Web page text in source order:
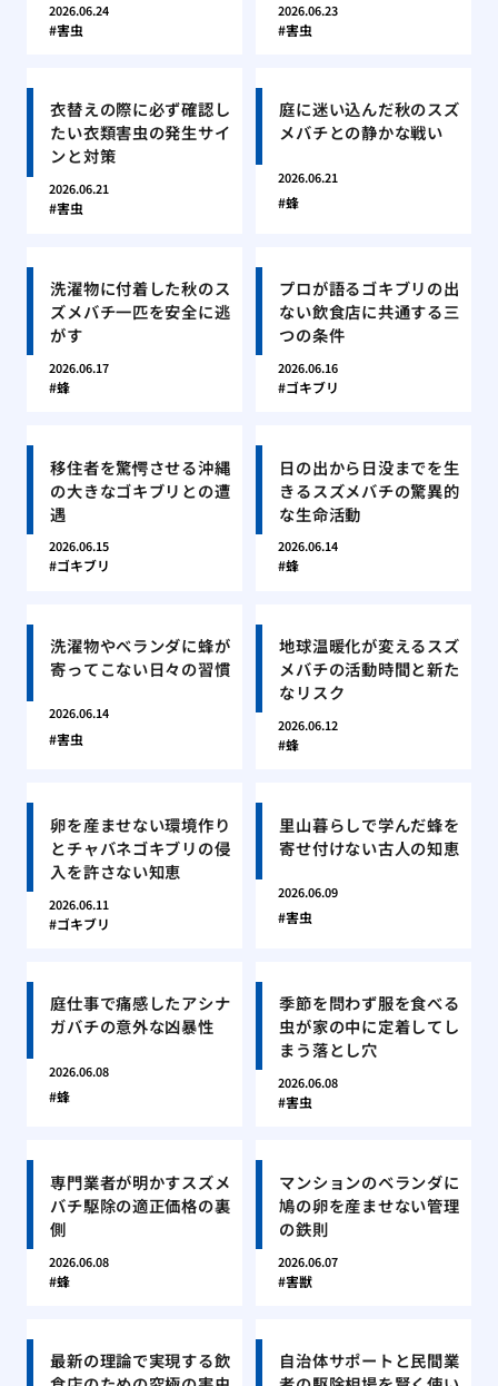
2026.06.24
害虫
2026.06.23
害虫
衣替えの際に必ず確認し
たい衣類害虫の発生サイ
ンと対策
2026.06.21
害虫
庭に迷い込んだ秋のスズ
メバチとの静かな戦い
2026.06.21
蜂
洗濯物に付着した秋のス
ズメバチ一匹を安全に逃
がす
2026.06.17
蜂
プロが語るゴキブリの出
ない飲食店に共通する三
つの条件
2026.06.16
ゴキブリ
移住者を驚愕させる沖縄
の大きなゴキブリとの遭
遇
2026.06.15
ゴキブリ
日の出から日没までを生
きるスズメバチの驚異的
な生命活動
2026.06.14
蜂
洗濯物やベランダに蜂が
寄ってこない日々の習慣
2026.06.14
害虫
地球温暖化が変えるスズ
メバチの活動時間と新た
なリスク
2026.06.12
蜂
卵を産ませない環境作り
とチャバネゴキブリの侵
入を許さない知恵
2026.06.11
ゴキブリ
里山暮らしで学んだ蜂を
寄せ付けない古人の知恵
2026.06.09
害虫
庭仕事で痛感したアシナ
ガバチの意外な凶暴性
2026.06.08
蜂
季節を問わず服を食べる
虫が家の中に定着してし
まう落とし穴
2026.06.08
害虫
専門業者が明かすスズメ
バチ駆除の適正価格の裏
側
2026.06.08
蜂
マンションのベランダに
鳩の卵を産ませない管理
の鉄則
2026.06.07
害獣
最新の理論で実現する飲
自治体サポートと民間業